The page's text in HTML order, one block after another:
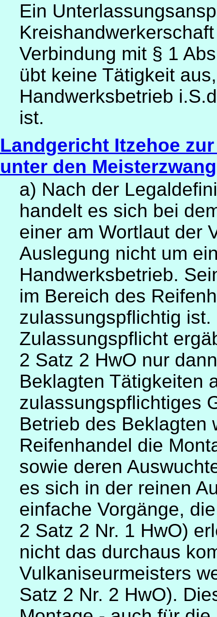
Ein
Verbindung mit § 1
übt keine Tätigkeit
Handwerksbetrieb
ist.
Landgericht Itzehoe
unter den
a) Nach der
handelt es sich bei
einer am Wortlaut der
Auslegung nicht um
Handwerksbetrieb.
im Bereich des
zulassungspflichtig
Zulassungspflicht
2 Satz 2 HwO nur
Beklagten Tätigkeiten
zulassungspflichtiges
Betrieb des Beklagten
Reifenhandel die
sowie deren
es sich in der reinen
einfache Vorgänge,
2 Satz 2 Nr. 1 HwO)
nicht das durchaus
Vulkaniseurmeisters
Satz 2 Nr. 2 HwO).